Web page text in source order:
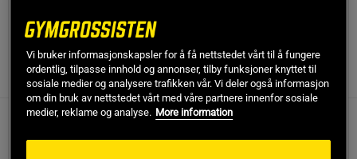
Anmeldelser(6)
Anmeldelser (6) Spørsmål og svar (0)
Vi bruker informasjonskapsler for å få nettstedet vårt til å fungere
ordentlig, tilpasse innhold og annonser, tilby funksjoner knyttet til
sosiale medier og analysere trafikken vår. Vi deler også informasjon
om din bruk av nettstedet vårt med våre partnere innenfor sosiale
medier, reklame og analyse. More information